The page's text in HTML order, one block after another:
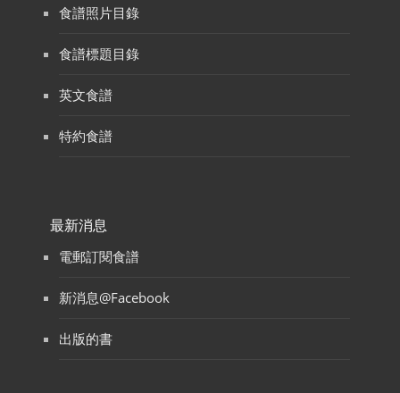
食譜照片目錄
食譜標題目錄
英文食譜
特約食譜
最新消息
電郵訂閱食譜
新消息@Facebook
出版的書